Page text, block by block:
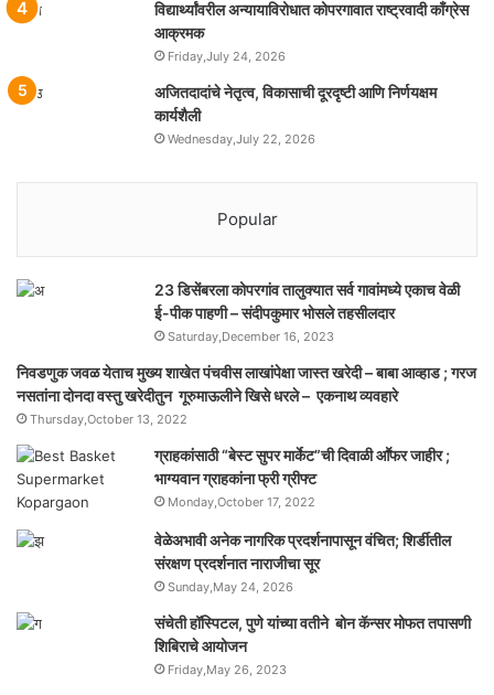
विद्यार्थ्यांवरील अन्यायाविरोधात कोपरगावात राष्ट्रवादी काँग्रेस
आक्रमक
Friday,July 24, 2026
अजितदादांचे नेतृत्व, विकासाची दूरदृष्टी आणि निर्णयक्षम
कार्यशैली
Wednesday,July 22, 2026
Popular
23 डिसेंबरला कोपरगांव तालुक्‍यात सर्व गावांमध्ये एकाच वेळी
ई-पीक पाहणी – संदीपकुमार भोसले तहसीलदार
Saturday,December 16, 2023
निवडणुक जवळ येताच मुख्य शाखेत पंचवीस लाखांपेक्षा जास्त खरेदी – बाबा आव्हाड ; गरज
नसतांना दोनदा वस्तु खरेदीतुन गूरुमाऊलीने खिसे धरले – एकनाथ व्यवहारे
Thursday,October 13, 2022
ग्राहकांसाठी “बेस्ट सुपर मार्केट”ची दिवाळी आॕफर जाहीर ;
भाग्यवान ग्राहकांना फ्री ग्रीफ्ट
Monday,October 17, 2022
वेळेअभावी अनेक नागरिक प्रदर्शनापासून वंचित; शिर्डीतील
संरक्षण प्रदर्शनात नाराजीचा सूर
Sunday,May 24, 2026
संचेती हॉस्पिटल, पुणे यांच्या वतीने बोन कॅन्सर मोफत तपासणी
शिबिराचे आयोजन
Friday,May 26, 2023